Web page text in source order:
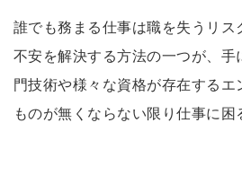
誰でも務まる仕事は職を失うリス
不安を解決する方法の一つが、手
門技術や様々な資格が存在する
ものが無くならない限り仕事に困